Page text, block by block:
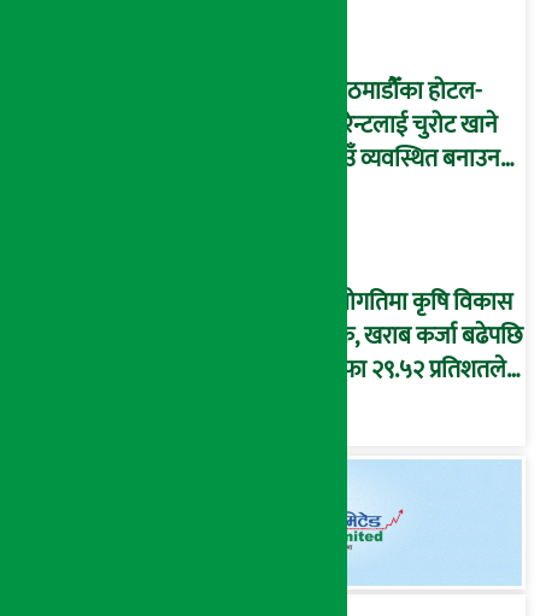
काठमाडौँका होटल-
रेष्टुरेन्टलाई चुरोट खाने
ठाउँ व्यवस्थित बनाउन
उँधोगतिमा कृषि विकास
बैंक, खराब कर्जा बढेपछि
नाफा २९.५२ प्रतिशतले